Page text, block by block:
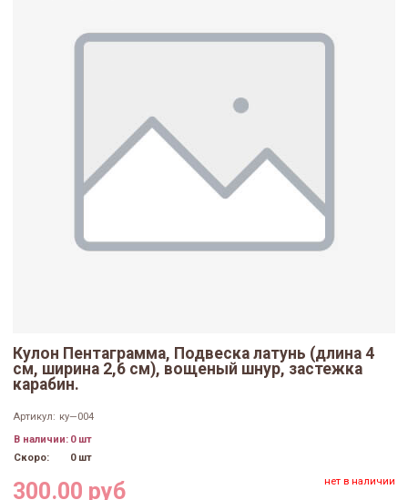
Кулон Пентаграмма, Подвеска латунь (длина 4
см, ширина 2,6 см), вощеный шнур, застежка
карабин.
Артикул: ку—004
В наличии: 0 шт
Скоро:
0 шт
300.00 руб нет в наличии